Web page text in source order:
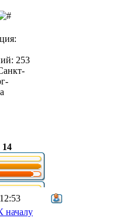
253
14
началу